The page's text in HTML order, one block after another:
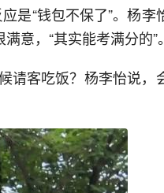
是“钱包不保了”。杨李
意，“其实能考满分的”。
请客吃饭？杨李怡说，